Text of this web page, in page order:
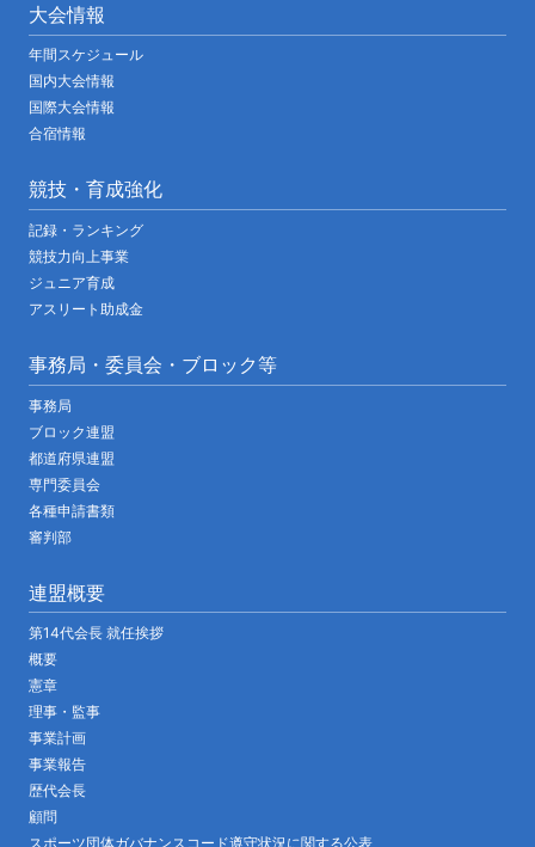
大会情報
年間スケジュール
国内大会情報
国際大会情報
合宿情報
競技・育成強化
記録・ランキング
競技力向上事業
ジュニア育成
アスリート助成金
事務局・委員会・ブロック等
事務局
ブロック連盟
都道府県連盟
専門委員会
各種申請書類
審判部
連盟概要
第14代会長 就任挨拶
概要
憲章
理事・監事
事業計画
事業報告
歴代会長
顧問
スポーツ団体ガバナンスコード遵守状況に関する公表